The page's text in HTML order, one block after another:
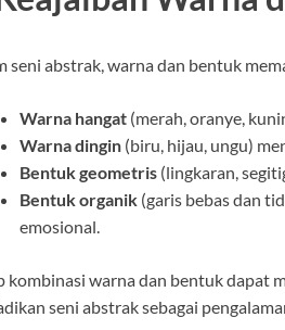
seni abstrak, warna dan bentuk
Warna hangat (merah, oranye,
Warna dingin (biru, hijau, ungu)
Bentuk geometris (lingkaran,
Bentuk organik (garis bebas dan
emosional.
kombinasi warna dan bentuk dapat
seni abstrak sebagai